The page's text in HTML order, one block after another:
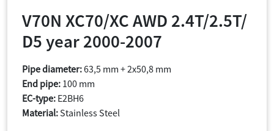
V70N XC70/XC AWD 2.4T/2.5T/
D5 year 2000-2007
Pipe diameter:63,5 mm + 2x50,8 mm
End pipe: 100 mm
EC-type: E2BH6
Material: Stainless Steel